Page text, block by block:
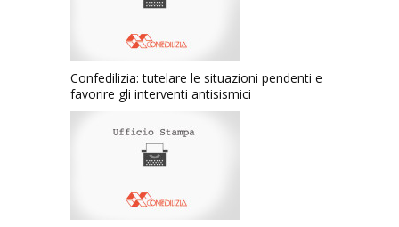
Confedilizia: tutelare le situazioni pendenti e
favorire gli interventi antisismici